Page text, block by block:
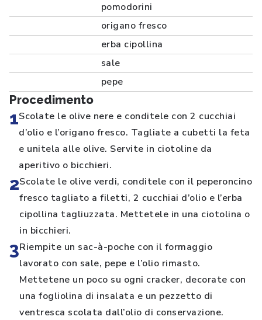
pomodorini
origano fresco
erba cipollina
sale
pepe
Procedimento
1Scolate le olive nere e conditele con 2 cucchiai
d’olio e l’origano fresco. Tagliate a cubetti la feta
e unitela alle olive. Servite in ciotoline da
aperitivo o bicchieri.
2Scolate le olive verdi, conditele con il peperoncino
fresco tagliato a filetti, 2 cucchiai d’olio e l’erba
cipollina tagliuzzata. Mettetele in una ciotolina o
in bicchieri.
3Riempite un sac-à-poche con il formaggio
lavorato con sale, pepe e l’olio rimasto.
Mettetene un poco su ogni cracker, decorate con
una fogliolina di insalata e un pezzetto di
ventresca scolata dall’olio di conservazione.